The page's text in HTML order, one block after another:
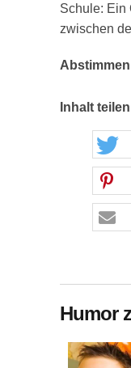
Schule: Ein
zwischen
Inhalt
Humor